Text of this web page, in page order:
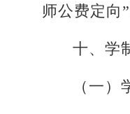
师公费定向”
十、学
（一